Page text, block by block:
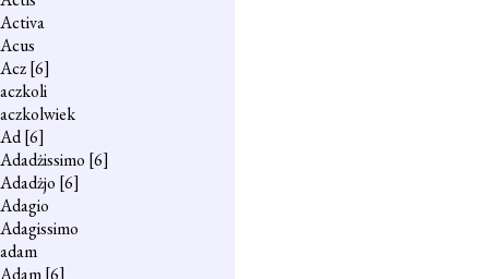
Activa
Acus
Acz[6]
aczkoli
aczkolwiek
Ad[6]
Adadżissimo [6]
Adadżjo [6]
Adagio
Adagissimo
adam
Adam[6]